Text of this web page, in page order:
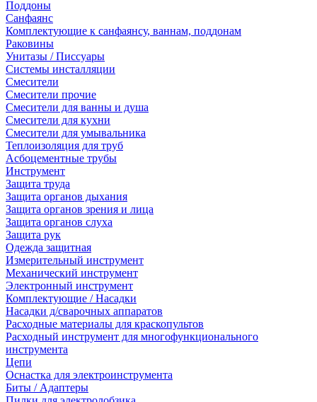
Поддоны
Санфаянс
Комплектующие к санфаянсу, ваннам, поддонам
Раковины
Унитазы / Писсуары
Системы инсталляции
Смесители
Смесители прочие
Смесители для ванны и душа
Смесители для кухни
Смесители для умывальника
Теплоизоляция для труб
Асбоцементные трубы
Инструмент
Защита труда
Защита органов дыхания
Защита органов зрения и лица
Защита органов слуха
Защита рук
Одежда защитная
Измерительный инструмент
Механический инструмент
Электронный инструмент
Комплектующие / Насадки
Насадки д/сварочных аппаратов
Расходные материалы для краскопультов
Расходный инструмент для многофункционального
инструмента
Цепи
Оснастка для электроинструмента
Биты / Адаптеры